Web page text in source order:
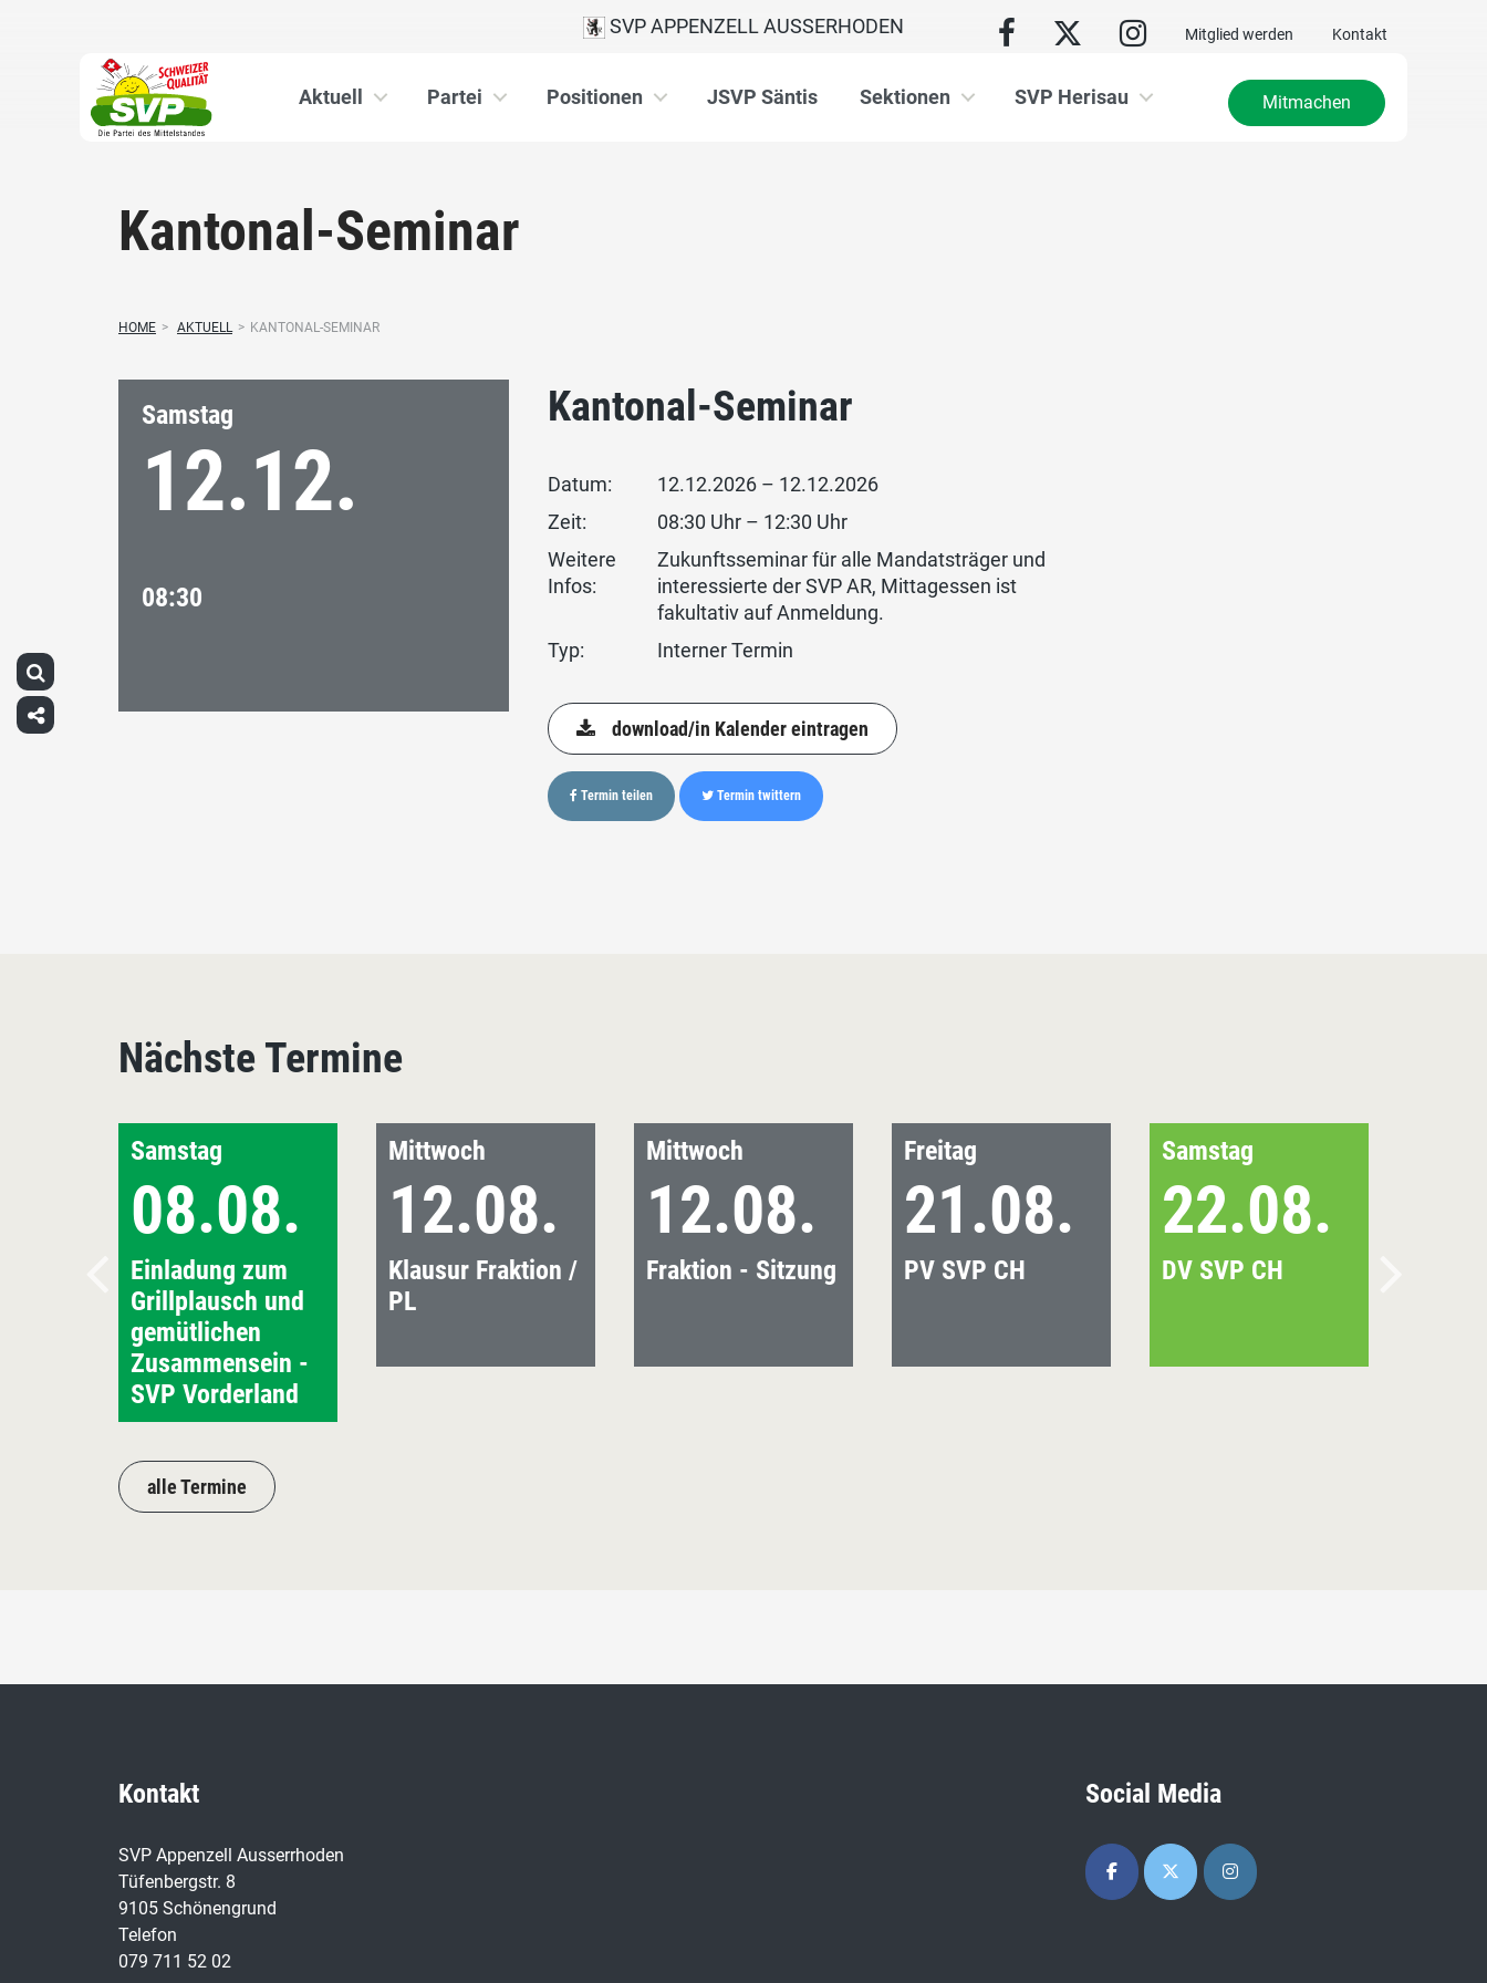
Mitglied werden Kontakt
SVP APPENZELL AUSSERHODEN
Aktuell Partei Positionen JSVP Säntis Sektionen SVP Herisau Mitmachen
Kantonal-Seminar
HOME > AKTUELL > KANTONAL-SEMINAR
Samstag
12.12.
08:30
Kantonal-Seminar
Datum:
12.12.2026 – 12.12.2026
Zeit:
08:30 Uhr – 12:30 Uhr
Weitere
Infos:
Zukunftsseminar für alle Mandatsträger und
interessierte der SVP AR, Mittagessen ist
fakultativ auf Anmeldung.
Typ:
Interner Termin
download/in Kalender eintragen
Termin teilen Termin twittern
Nächste Termine
Samstag
08.08.
Einladung zum
Grillplausch und
gemütlichen
Zusammensein -
SVP Vorderland
Mittwoch
12.08.
Klausur Fraktion /
PL
Mittwoch
12.08.
Fraktion - Sitzung
Freitag
21.08.
PV SVP CH
Samstag
22.08.
DV SVP CH
alle Termine
Kontakt
SVP Appenzell Ausserrhoden
Tüfenbergstr. 8
9105 Schönengrund
Telefon
079 711 52 02
Social Media